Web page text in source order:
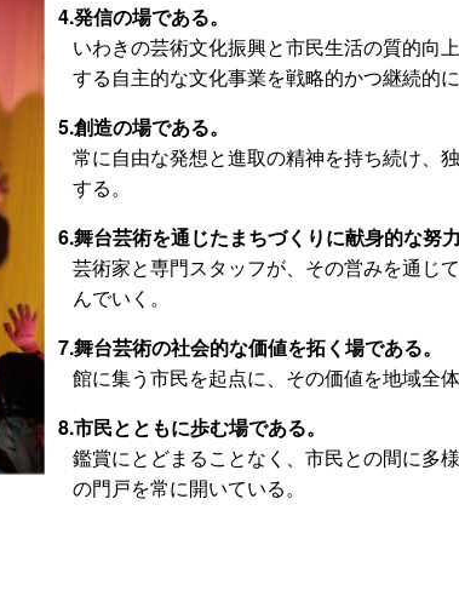
4.発信の場である。
いわきの芸術文化振興と市民生活の質的向
する自主的な文化事業を戦略的かつ継続的に
5.創造の場である。
常に自由な発想と進取の精神を持ち続け、
する。
6.舞台芸術を通じたまちづくりに献身的な努
芸術家と専門スタッフが、その営みを通じ
んでいく。
7.舞台芸術の社会的な価値を拓く場である。
館に集う市民を起点に、その価値を地域全体
8.市民とともに歩む場である。
鑑賞にとどまることなく、市民との間に多
の門戸を常に開いている。